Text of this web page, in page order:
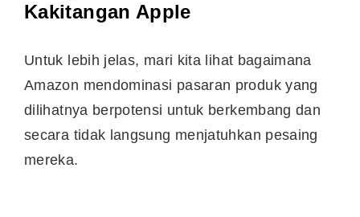
Kakitangan Apple
Untuk lebih jelas, mari kita lihat bagaimana
Amazon mendominasi pasaran produk yang
dilihatnya berpotensi untuk berkembang dan
secara tidak langsung menjatuhkan pesaing
mereka.